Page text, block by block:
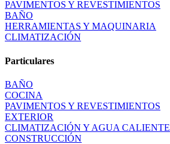
PAVIMENTOS Y REVESTIMIENTOS
BAÑO
HERRAMIENTAS Y MAQUINARIA
CLIMATIZACIÓN
Particulares
BAÑO
COCINA
PAVIMENTOS Y REVESTIMIENTOS
EXTERIOR
CLIMATIZACIÓN Y AGUA CALIENTE
CONSTRUCCIÓN